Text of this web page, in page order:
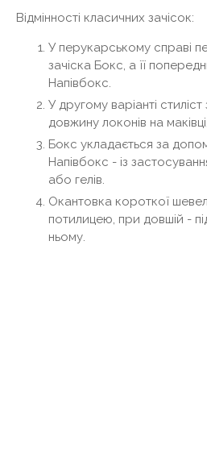
Відмінності класичних зачісок:
У перукарському справі
зачіска Бокс, а її
Напівбокс.
У другому варіанті
довжину локонів на
Бокс укладається за
Напівбокс - із
або гелів.
Окантовка короткої
потилицею, при довшій -
ньому.